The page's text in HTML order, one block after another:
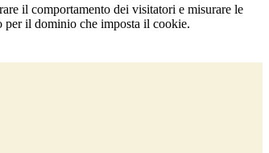
il comportamento dei visitatori e misurare le
per il dominio che imposta il cookie.